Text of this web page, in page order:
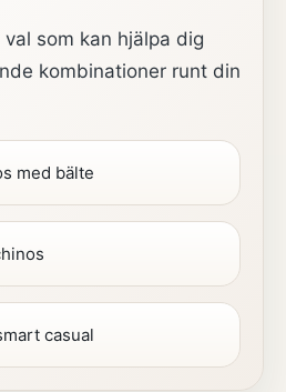
som kan hjälpa dig
kombinationer runt din
med bälte
casual